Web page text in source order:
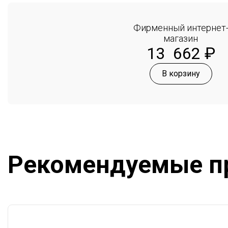
Фирменный интернет-
магазин
13 662 ₽
В корзину
Рекомендуемые